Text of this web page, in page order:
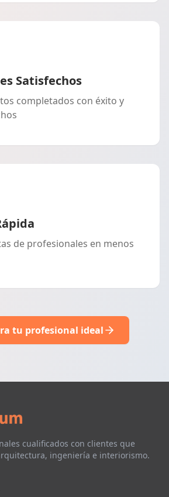
Satisfechos
completados con éxito y
de profesionales en menos
tu profesional ideal
cualificados con clientes que
ingeniería e interiorismo.